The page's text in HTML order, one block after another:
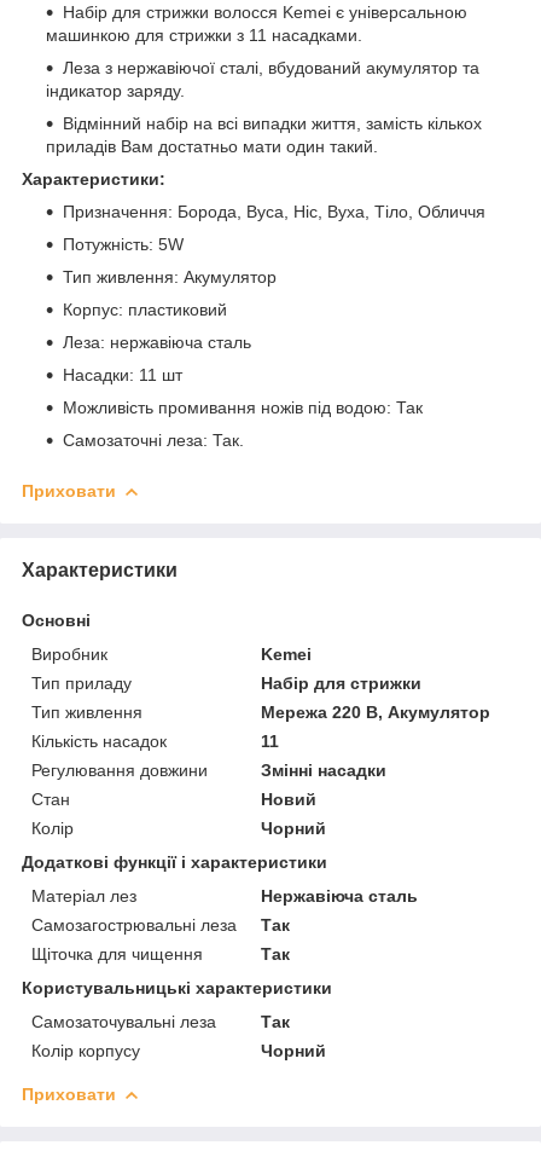
Набір для стрижки волосся Kemei є універсальною
машинкою для стрижки з 11 насадками.
Леза з нержавіючої сталі, вбудований акумулятор та
індикатор заряду.
Відмінний набір на всі випадки життя, замість кількох
приладів Вам достатньо мати один такий.
Характеристики:
Призначення: Борода, Вуса, Ніс, Вуха, Тіло, Обличчя
Потужність: 5W
Тип живлення: Акумулятор
Корпус: пластиковий
Леза: нержавіюча сталь
Насадки: 11 шт
Можливість промивання ножів під водою: Так
Самозаточні леза: Так.
Приховати
Характеристики
Основні
Виробник
Kemei
Тип приладу
Набір для стрижки
Тип живлення
Мережа 220 В, Акумулятор
Кількість насадок
11
Регулювання довжини
Змінні насадки
Стан
Новий
Колір
Чорний
Додаткові функції і характеристики
Матеріал лез
Нержавіюча сталь
Самозагострювальні леза
Так
Щіточка для чищення
Так
Користувальницькі характеристики
Самозаточувальні леза
Так
Колір корпусу
Чорний
Приховати